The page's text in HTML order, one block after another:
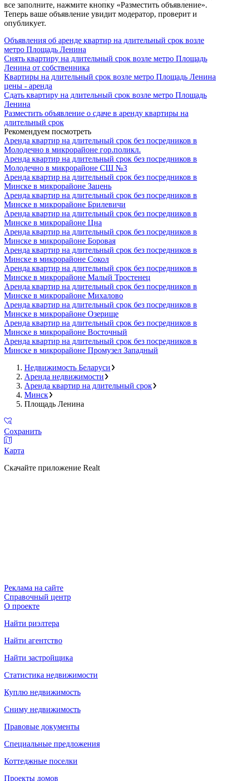
все заполните, нажмите кнопку «Разместить объявление».
Теперь ваше объявление увидит модератор, проверит и
опубликует.
Объявления об аренде квартир на длительный срок возле
метро Площадь Ленина
Снять квартиру на длительный срок возле метро Площадь
Ленина от собственника
Квартиры на длительный срок возле метро Площадь Ленина
цены - аренда
Сдать квартиру на длительный срок возле метро Площадь
Ленина
Разместить объявление о сдаче в аренду квартиры на
длительный срок
Рекомендуем посмотреть
Аренда квартир на длительный срок без посредников в
Молодечно в микрорайоне гор.поликл.
Аренда квартир на длительный срок без посредников в
Молодечно в микрорайоне СШ №3
Аренда квартир на длительный срок без посредников в
Минске в микрорайоне Зацень
Аренда квартир на длительный срок без посредников в
Минске в микрорайоне Брилевичи
Аренда квартир на длительный срок без посредников в
Минске в микрорайоне Цна
Аренда квартир на длительный срок без посредников в
Минске в микрорайоне Боровая
Аренда квартир на длительный срок без посредников в
Минске в микрорайоне Сокол
Аренда квартир на длительный срок без посредников в
Минске в микрорайоне Малый Тростенец
Аренда квартир на длительный срок без посредников в
Минске в микрорайоне Михалово
Аренда квартир на длительный срок без посредников в
Минске в микрорайоне Озерище
Аренда квартир на длительный срок без посредников в
Минске в микрорайоне Восточный
Аренда квартир на длительный срок без посредников в
Минске в микрорайоне Промузел Западный
Недвижимость Беларуси
Аренда недвижимости
Аренда квартир на длительный срок
Минск
Площадь Ленина
Сохранить
Карта
Скачайте приложение Realt
Реклама на сайте
Справочный центр
О проекте
Найти риэлтера
Найти агентство
Найти застройщика
Статистика недвижимости
Куплю недвижимость
Сниму недвижимость
Правовые документы
Специальные предложения
Коттеджные поселки
Проекты домов